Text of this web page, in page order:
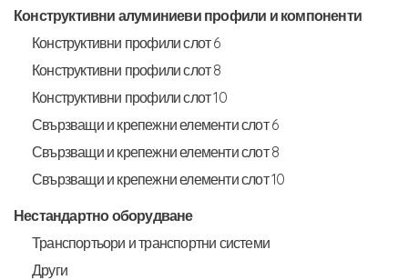
Конструктивни алуминиеви профили и компоненти
Конструктивни профили слот 6
Конструктивни профили слот 8
Конструктивни профили слот 10
Свързващи и крепежни елементи слот 6
Свързващи и крепежни елементи слот 8
Свързващи и крепежни елементи слот 10
Нестандартно оборудване
Транспортьори и транспортни системи
Други